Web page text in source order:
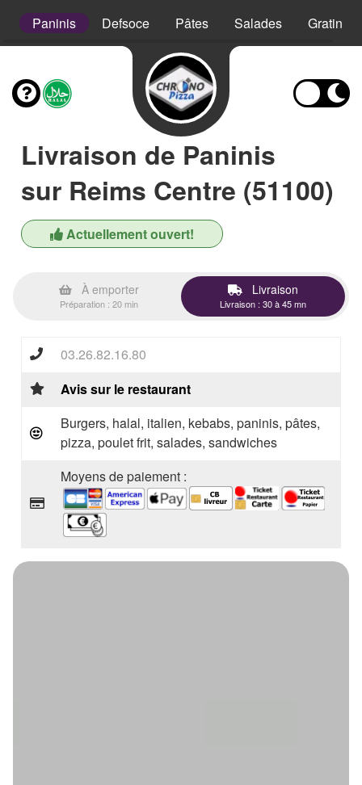
Paninis Defsoce Pâtes Salades Gratins
Livraison de Paninis
sur Reims Centre (51100)
Actuellement ouvert!
À emporter
Préparation : 20 min
Livraison
Livraison : 30 à 45 mn
03.26.82.16.80
Avis sur le restaurant
Burgers, halal, italien, kebabs, paninis, pâtes,
pizza, poulet frit, salades, sandwiches
Moyens de paiement :